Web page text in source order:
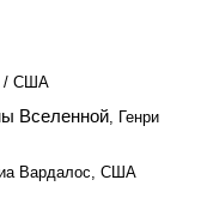
/ США
Вселенной, Генри
Вардалос, США